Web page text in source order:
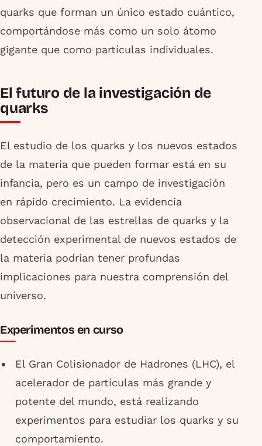
quarks que forman un único estado cuántico,
comportándose más como un solo átomo
gigante que como partículas individuales.
El futuro de la investigación de
quarks
El estudio de los quarks y los nuevos estados
de la materia que pueden formar está en su
infancia, pero es un campo de investigación
en rápido crecimiento. La evidencia
observacional de las estrellas de quarks y la
detección experimental de nuevos estados de
la materia podrían tener profundas
implicaciones para nuestra comprensión del
universo.
Experimentos en curso
El Gran Colisionador de Hadrones (LHC), el
acelerador de partículas más grande y
potente del mundo, está realizando
experimentos para estudiar los quarks y su
comportamiento.